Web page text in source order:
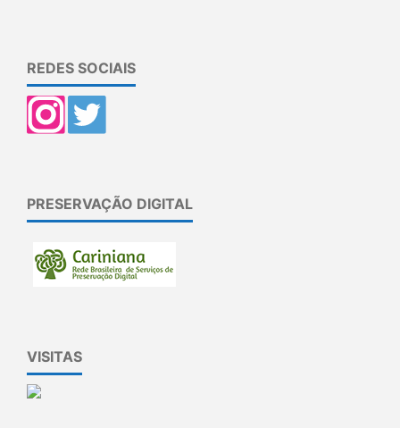
REDES SOCIAIS
PRESERVAÇÃO DIGITAL
VISITAS